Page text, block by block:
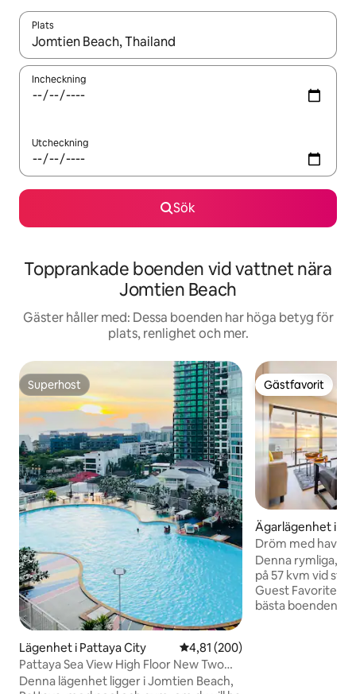
Plats
När resultaten är tillgängliga kan du navigera med upp- och
Incheckning
Utcheckning
Sök
Topprankade boenden vid vattnet nära
Jomtien Beach
Gäster håller med: Dessa boenden har höga betyg för
plats, renlighet och mer.
Superhost
Superhost
Lägenhet i Pattaya City 4,81 av 5 i genomsnittligt
4,81 (200)
Pattaya Sea View High Floor New Two
Bedroom Suite / 24-timmars
Denna lägenhet ligger i Jomtien Beach,
Gästfavorit
Gästfavorit
Ägarlägenhet i
Dröm med
Pool och gym
Denna rymliga,
på 57 kvm vid
Guest Favorite
bästa boendena i